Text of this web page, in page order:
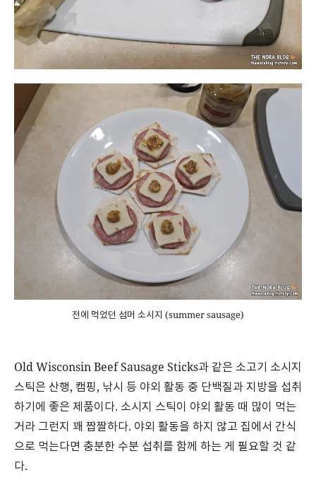
전에 먹었던 섬머 소시지 (summer sausage)
Old Wisconsin Beef Sausage Sticks과 같은 소고기 소시지
스틱은 산행, 캠핑, 낚시 등 야외 활동 중 단백질과 지방을 섭취
하기에 좋은 제품이다. 소시지 스틱이 야외 활동 때 많이 먹는
거라 그런지 꽤 짭짤하다. 야외 활동을 하지 않고 집에서 간식
으로 먹는다면 충분한 수분 섭취를 함께 하는 게 필요할 것 같
다.